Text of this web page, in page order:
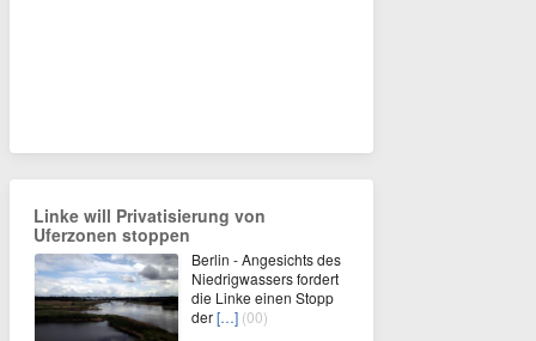
Linke will Privatisierung von
Uferzonen stoppen
Berlin - Angesichts des
Niedrigwassers fordert
die Linke einen Stopp
der[…] (00)